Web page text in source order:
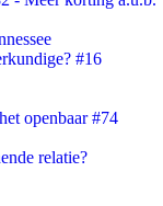
#16
openbaar #74
relatie?